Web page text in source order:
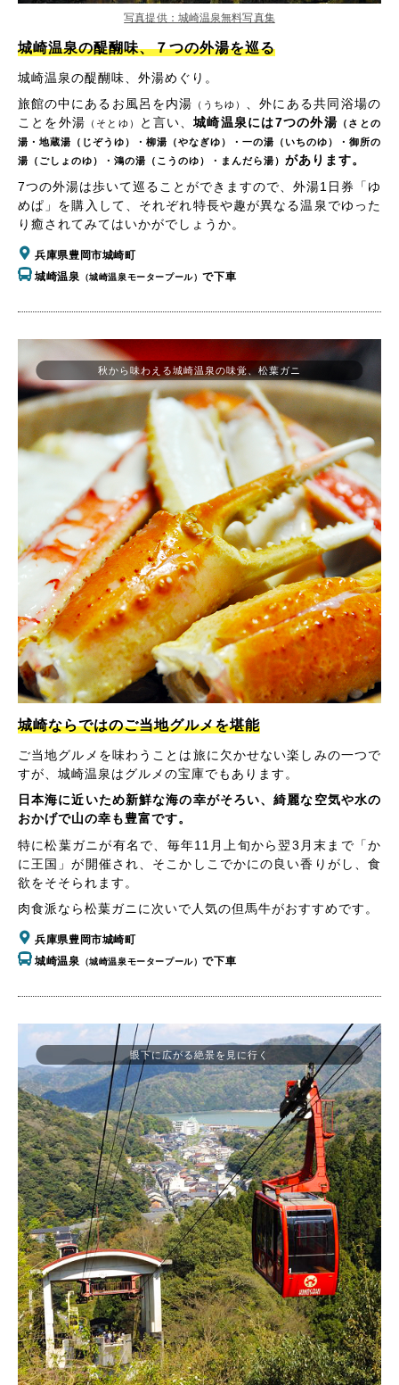
写真提供：城崎温泉無料写真集
城崎温泉の醍醐味、７つの外湯を巡る
城崎温泉の醍醐味、外湯めぐり。
旅館の中にあるお風呂を内湯 （うちゆ） 、外にある共同浴場の
ことを外湯 （そとゆ） と言い、 城崎温泉には7つの外湯 （さとの
湯・地蔵湯（じぞうゆ）・柳湯（やなぎゆ）・一の湯（いちのゆ）・御所の
湯（ごしょのゆ）・鴻の湯（こうのゆ）・まんだら湯） があります。
7つの外湯は歩いて巡ることができますので、外湯1日券「ゆ
めぱ」を購入して、それぞれ特長や趣が異なる温泉でゆった
り癒されてみてはいかがでしょうか。
兵庫県豊岡市城崎町
城崎温泉 （城崎温泉モータープール）で下車
城崎ならではのご当地グルメを堪能
ご当地グルメを味わうことは旅に欠かせない楽しみの一つで
すが、城崎温泉はグルメの宝庫でもあります。
日本海に近いため新鮮な海の幸がそろい、綺麗な空気や水の
おかげで山の幸も豊富です。
特に松葉ガニが有名で、毎年11月上旬から翌3月末まで「か
に王国」が開催され、そこかしこでかにの良い香りがし、食
欲をそそられます。
肉食派なら松葉ガニに次いで人気の但馬牛がおすすめです。
兵庫県豊岡市城崎町
城崎温泉 （城崎温泉モータープール）で下車
秋から味わえる城崎温泉の味覚、松葉ガニ
眼下に広がる絶景を見に行く